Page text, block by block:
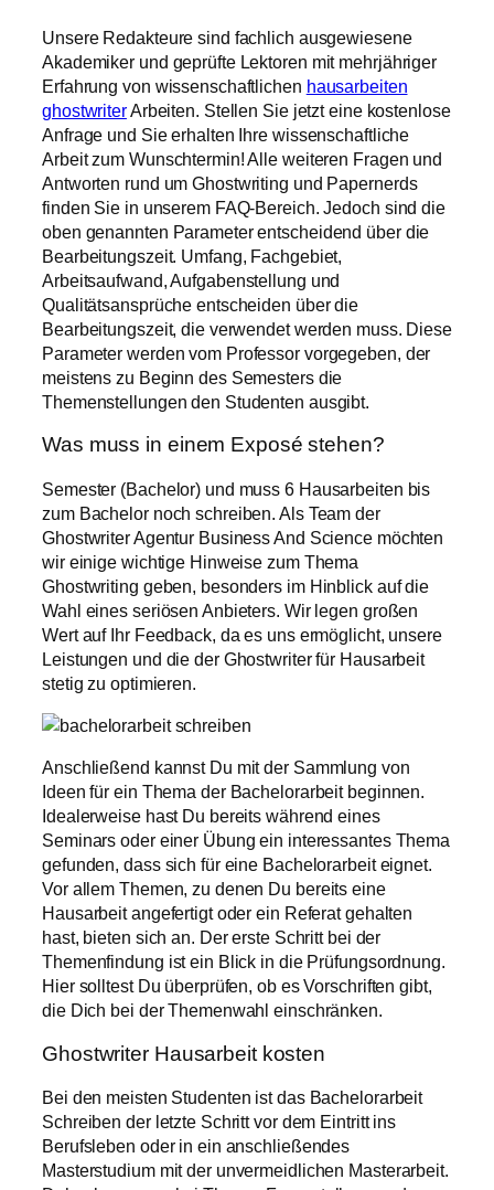
Unsere Redakteure sind fachlich ausgewiesene
Akademiker und geprüfte Lektoren mit mehrjähriger
Erfahrung von wissenschaftlichen hausarbeiten
ghostwriterArbeiten. Stellen Sie jetzt eine kostenlose
Anfrage und Sie erhalten Ihre wissenschaftliche
Arbeit zum Wunschtermin! Alle weiteren Fragen und
Antworten rund um Ghostwriting und Papernerds
finden Sie in unserem FAQ-Bereich. Jedoch sind die
oben genannten Parameter entscheidend über die
Bearbeitungszeit. Umfang, Fachgebiet,
Arbeitsaufwand, Aufgabenstellung und
Qualitätsansprüche entscheiden über die
Bearbeitungszeit, die verwendet werden muss. Diese
Parameter werden vom Professor vorgegeben, der
meistens zu Beginn des Semesters die
Themenstellungen den Studenten ausgibt.
Was muss in einem Exposé stehen?
Semester (Bachelor) und muss 6 Hausarbeiten bis
zum Bachelor noch schreiben. Als Team der
Ghostwriter Agentur Business And Science möchten
wir einige wichtige Hinweise zum Thema
Ghostwriting geben, besonders im Hinblick auf die
Wahl eines seriösen Anbieters. Wir legen großen
Wert auf Ihr Feedback, da es uns ermöglicht, unsere
Leistungen und die der Ghostwriter für Hausarbeit
stetig zu optimieren.
Anschließend kannst Du mit der Sammlung von
Ideen für ein Thema der Bachelorarbeit beginnen.
Idealerweise hast Du bereits während eines
Seminars oder einer Übung ein interessantes Thema
gefunden, dass sich für eine Bachelorarbeit eignet.
Vor allem Themen, zu denen Du bereits eine
Hausarbeit angefertigt oder ein Referat gehalten
hast, bieten sich an. Der erste Schritt bei der
Themenfindung ist ein Blick in die Prüfungsordnung.
Hier solltest Du überprüfen, ob es Vorschriften gibt,
die Dich bei der Themenwahl einschränken.
Ghostwriter Hausarbeit kosten
Bei den meisten Studenten ist das Bachelorarbeit
Schreiben der letzte Schritt vor dem Eintritt ins
Berufsleben oder in ein anschließendes
Masterstudium mit der unvermeidlichen Masterarbeit.